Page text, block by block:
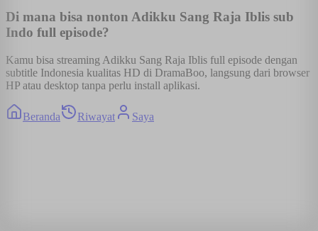
Di mana bisa nonton Adikku Sang Raja Iblis sub
Indo full episode?
Kamu bisa streaming Adikku Sang Raja Iblis full episode dengan
subtitle Indonesia kualitas HD di DramaBoo, langsung dari browser
HP atau desktop tanpa perlu install aplikasi.
Beranda Riwayat Saya